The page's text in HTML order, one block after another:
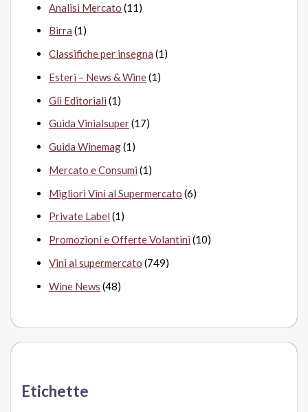
Analisi Mercato (11)
Birra (1)
Classifiche per insegna (1)
Esteri – News & Wine(1)
Gli Editoriali (1)
Guida Vinialsuper(17)
Guida Winemag(1)
Mercato e Consumi (1)
Migliori Vini al Supermercato (6)
Private Label (1)
Promozioni e Offerte Volantini (10)
Vini al supermercato (749)
Wine News (48)
Etichette